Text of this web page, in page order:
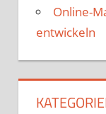
Online-
entwickeln